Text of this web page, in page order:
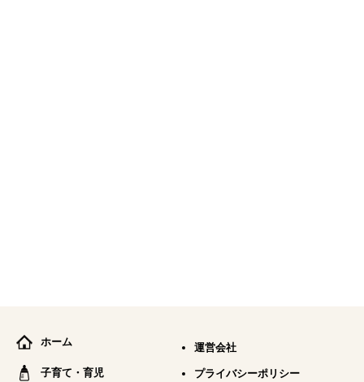
ホーム
子育て・育児
運営会社
プライバシーポリシー